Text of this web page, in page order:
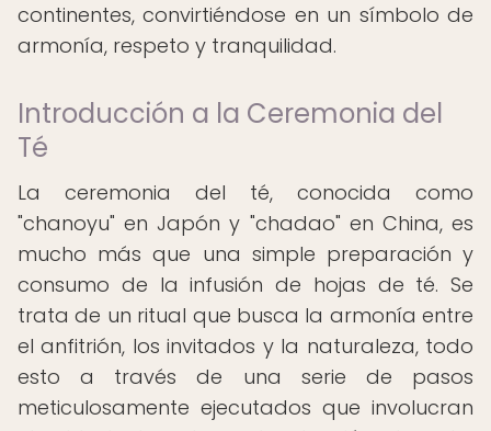
continentes, convirtiéndose en un símbolo de
armonía, respeto y tranquilidad.
Introducción a la Ceremonia del
Té
La ceremonia del té, conocida como
"chanoyu" en Japón y "chadao" en China, es
mucho más que una simple preparación y
consumo de la infusión de hojas de té. Se
trata de un ritual que busca la armonía entre
el anfitrión, los invitados y la naturaleza, todo
esto a través de una serie de pasos
meticulosamente ejecutados que involucran